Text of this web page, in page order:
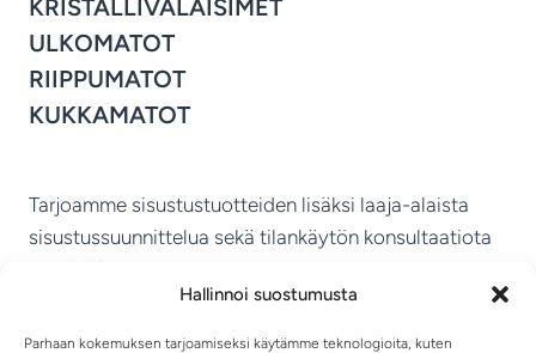
Hallinnoi suostumusta
Parhaan kokemuksen tarjoamiseksi käytämme teknologioita, kuten
KRISTALLIVALAISIMET
ULKOMATOT
RIIPPUMATOT
KUKKAMATOT
Tarjoamme sisustustuotteiden lisäksi laaja-alaista
sisustussuunnittelua sekä tilankäytön konsultaatiota
MIKKELIN VITRIINI KY